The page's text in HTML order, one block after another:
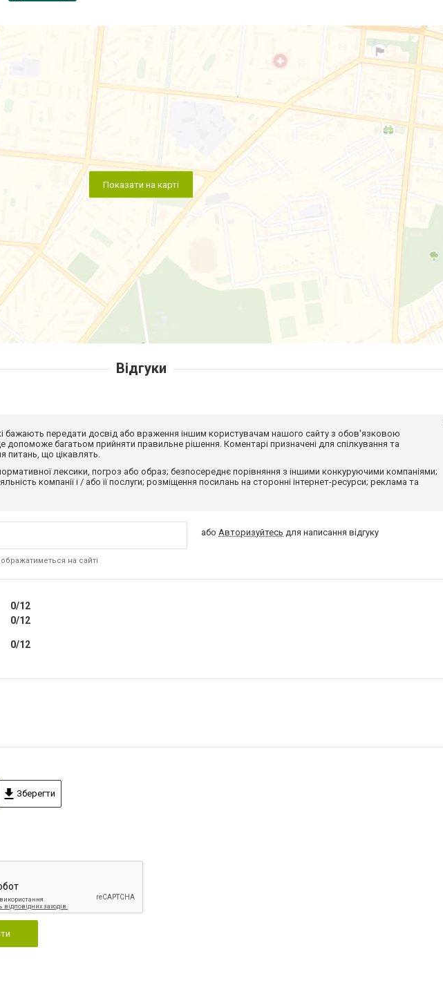
Показати на карті
Відгуки
бажають передати досвід або враження іншим користувачам нашого сайту з обов'язковою
допоможе багатьом прийняти правильне рішення. Коментарі призначені для спілкування та
питань, що цікавлять.
лексики, погроз або образ; безпосереднє порівняння з іншими конкуруючими компаніями;
компанії і / або її послуги; розміщення посилань на сторонні інтернет-ресурси; реклама та
на сайті
або Авторизуйтесь для написання відгуку
0/12
0/12
0/12
Зберегти